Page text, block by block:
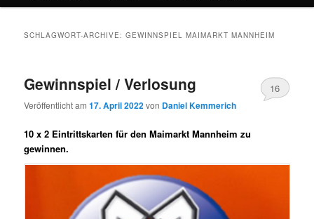
SCHLAGWORT-ARCHIVE:GEWINNSPIEL MAIMARKT MANNHEIM
Gewinnspiel / Verlosung
Veröffentlicht am17. April 2022von Daniel Kemmerich
16
10 x 2 Eintrittskarten für den Maimarkt Mannheim zu
gewinnen.